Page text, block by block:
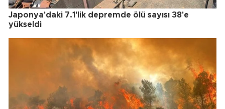
Japonya'daki 7.1'lik depremde ölü sayısı 38'e
yükseldi